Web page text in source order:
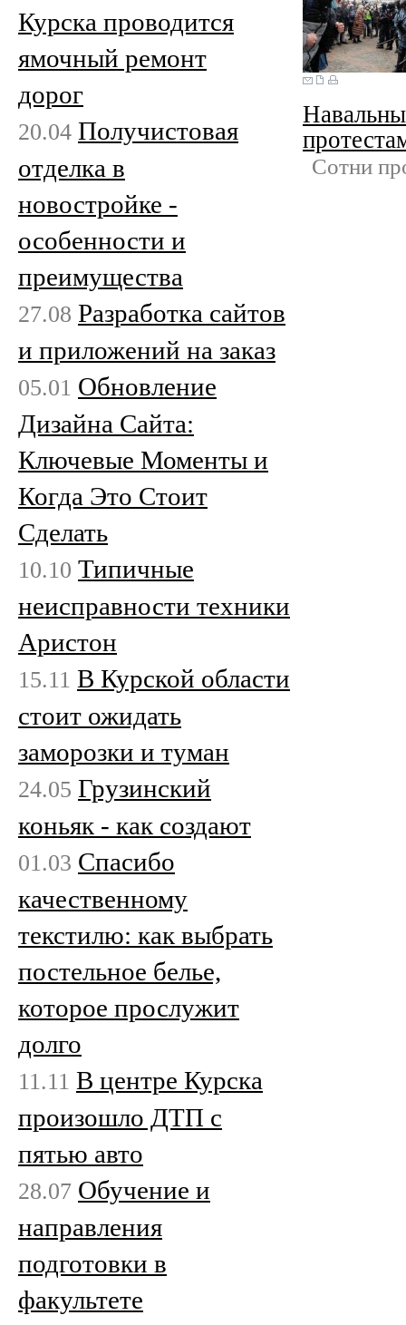
Сотни
Курска проводится
ямочный ремонт
дорог
20.04 Получистовая
отделка в
новостройке -
особенности и
преимущества
27.08 Разработка сайтов
и приложений на заказ
05.01 Обновление
Дизайна Сайта:
Ключевые Моменты и
Когда Это Стоит
Сделать
10.10 Типичные
неисправности техники
Аристон
15.11 В Курской области
стоит ожидать
заморозки и туман
24.05 Грузинский
коньяк - как создают
01.03 Спасибо
качественному
текстилю: как выбрать
постельное белье,
которое прослужит
долго
11.11 В центре Курска
произошло ДТП с
пятью авто
28.07 Обучение и
направления
подготовки в
факультете